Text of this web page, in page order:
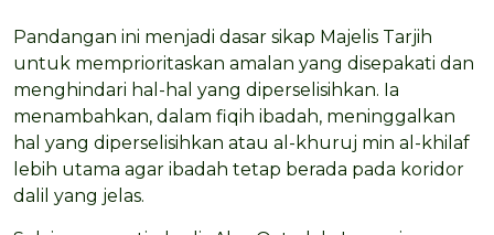
Pandangan ini menjadi dasar sikap Majelis Tarjih
untuk memprioritaskan amalan yang disepakati dan
menghindari hal-hal yang diperselisihkan. Ia
menambahkan, dalam fiqih ibadah, meninggalkan
hal yang diperselisihkan atau al-khuruj min al-khilaf
lebih utama agar ibadah tetap berada pada koridor
dalil yang jelas.